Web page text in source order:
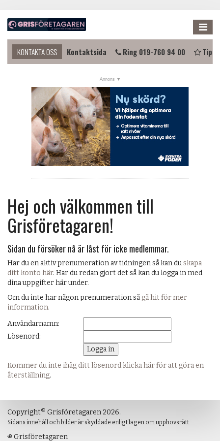
NYHETER
KALENDER
LÄNKAR
ANNONSERA
PRENUMERERA
OM OSS
KONTAKTA OSS
i kontakt? Kontaktsida Ring 019-760 94 00
Hej och välkommen till
Grisföretagaren!
Sidan du försöker nå är låst för icke medlemmar.
Har du en aktiv prenumeration av tidningen så kan duskapa
ditt konto här. Har du redan gjort det så kan du logga in med
dina uppgifter här under.
Om du inte har någon prenumeration så gå hit för mer
information.
Användarnamn:
Lösenord:
Kommer du inte ihåg ditt lösenord klicka här för att göra en
återställning.
Copyright© Grisföretagaren 2026.
Sidans innehåll och bilder är skyddade enligt lagen om upphovsrätt.
Grisföretagaren